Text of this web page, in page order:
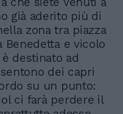
già aderito più di
zona tra piazza
Benedetta e vicolo
destinato ad
dei capri
su un punto:
ci farà perdere il